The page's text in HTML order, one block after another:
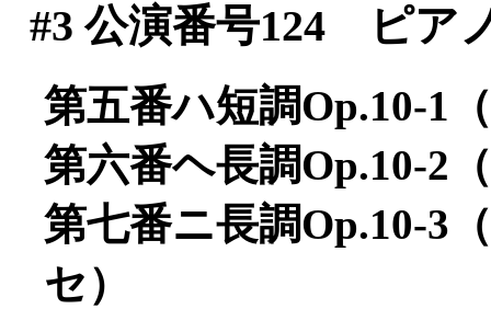
#3 公演番号124 ピア
第五番ハ短調Op.10-1
第六番ヘ長調Op.10-2
第七番ニ長調Op.10-3
セ）